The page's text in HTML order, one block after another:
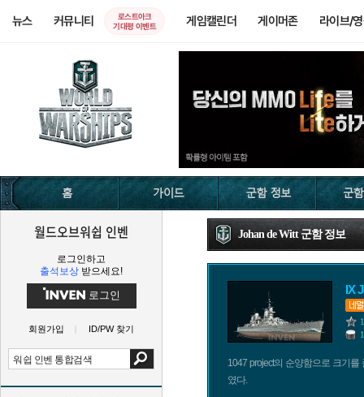
뉴스 커뮤니티
로스트아크
기대평 이벤트
게임캘린더 게이머존 라이브/
월드오브워쉽 인벤
로그인하고
출석보상 받으세요!
로그인
회원가입 ID/PW 찾기
Johan de Witt 군함 정보
IX
1047 project의 순양함으로 크기
였다.